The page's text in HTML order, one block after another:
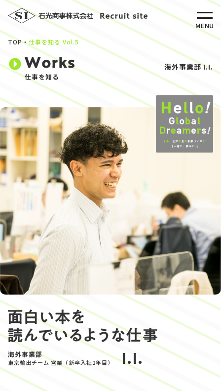
MENU
TOP 仕事を知る Vol.5
仕事を知る
海外事業部 I.I.
海外事業部
東京輸出チーム 営業（新卒入社2年目） I.I.